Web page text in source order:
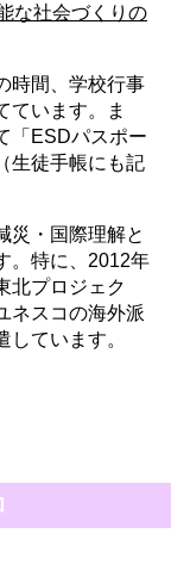
な社会づくりの
時間、学校行事
ています。ま
「ESDパスポー
生徒手帳にも記
災・国際理解と
。特に、2012年
北プロジェク
ネスコの海外派
ています。